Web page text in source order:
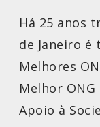
Há 25 anos
de Janeiro é
Melhores
Melhor
Apoio à